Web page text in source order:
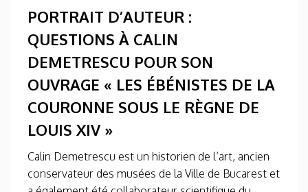
PORTRAIT D’AUTEUR :
QUESTIONS À CALIN
DEMETRESCU POUR SON
OUVRAGE « LES ÉBÉNISTES DE LA
COURONNE SOUS LE RÈGNE DE
LOUIS XIV »
Calin Demetrescu est un historien de l’art, ancien
conservateur des musées de la Ville de Bucarest et